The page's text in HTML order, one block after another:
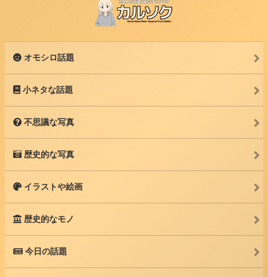
オモシロ話題
小ネタな話題
不思議な写真
歴史的な写真
イラストや絵画
歴史的なモノ
今日の話題